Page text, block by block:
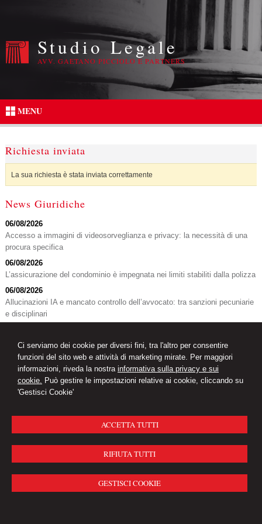
Ci serviamo dei cookie per diversi fini, tra l'altro per consentire
funzioni del sito web e attività di marketing mirate. Per maggiori
informazioni, riveda la nostra informativa sulla privacy e sui
cookie. Può gestire le impostazioni relative ai cookie, cliccando su
'Gestisci Cookie'
ACCETTA TUTTI
RIFIUTA TUTTI
GESTISCI COOKIE
Studio Legale
AVV. GAETANO PICCIOLO E PARTNERS
MENU
Richiesta inviata
La sua richiesta è stata inviata correttamente
News Giuridiche
06/08/2026
Accesso a immagini di videosorveglianza e privacy: la necessità di una
procura specifica
06/08/2026
L’assicurazione del condominio è impegnata nei limiti stabiliti dalla polizza
06/08/2026
Allucinazioni IA e mancato controllo dell’avvocato: tra sanzioni pecuniarie
e disciplinari
Studio Legale
Avv. Gaetano Picciolo e Partners
Viale S. Martino, 116 -Messina 98123,
Tel.090 671043
© 2026 Copyright Studio Gaetano Picciolo. Tutti i diritti riservati | P.IVA
01976000834 |Gestisci Cookie